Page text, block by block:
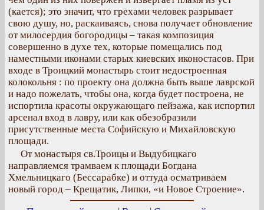
(кается); это значит, что грехами человек разрывает
свою душу, но, раскаиваясь, снова получает обновление
от милосердия богородицы – такая композиция
совершенно в духе тех, которые помещались под
наместными иконами старых киевских иконостасов. При
входе в Троицкий монастырь стоит недостроенная
колокольня : по проекту она должна быть выше лаврской
и надо пожелать, чтобы она, когда будет построена, не
испортила красоты окружающаго пейзажа, как испортил
арсенал вход в лавру, или как обезобразили
присутственные места Софийскую и Михайловскую
площади.
От монастыря св.Троицы и Выдубицкаго
направляемся трамваем к площади Богдана
Хмельницкаго (Бессарабке) и оттуда осматриваем
новый город – Крещатик, Липки, «и Новое Строение».